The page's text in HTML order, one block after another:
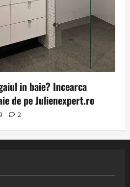
in baie? Incearca
de pe Julienexpert.ro
2